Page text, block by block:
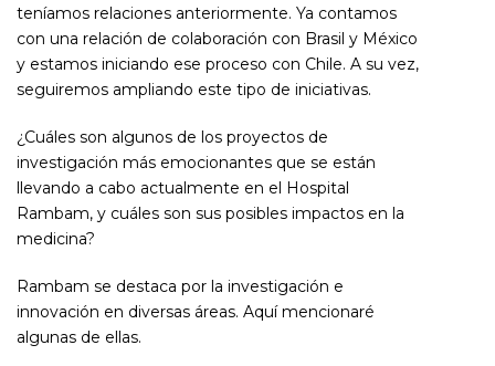
teníamos relaciones anteriormente. Ya contamos
con una relación de colaboración con Brasil y México
y estamos iniciando ese proceso con Chile. A su vez,
seguiremos ampliando este tipo de iniciativas.
¿Cuáles son algunos de los proyectos de
investigación más emocionantes que se están
llevando a cabo actualmente en el Hospital
Rambam, y cuáles son sus posibles impactos en la
medicina?
Rambam se destaca por la investigación e
innovación en diversas áreas. Aquí mencionaré
algunas de ellas.